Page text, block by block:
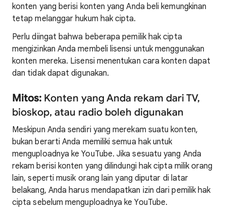
konten yang berisi konten yang Anda beli kemungkinan
tetap melanggar hukum hak cipta.
Perlu diingat bahwa beberapa pemilik hak cipta
mengizinkan Anda membeli lisensi untuk menggunakan
konten mereka. Lisensi menentukan cara konten dapat
dan tidak dapat digunakan.
Mitos: Konten yang Anda rekam dari TV,
bioskop, atau radio boleh digunakan
Meskipun Anda sendiri yang merekam suatu konten,
bukan berarti Anda memiliki semua hak untuk
menguploadnya ke YouTube. Jika sesuatu yang Anda
rekam berisi konten yang dilindungi hak cipta milik orang
lain, seperti musik orang lain yang diputar di latar
belakang, Anda harus mendapatkan izin dari pemilik hak
cipta sebelum menguploadnya ke YouTube.